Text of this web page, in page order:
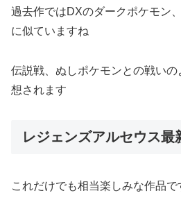
過去作ではDXのダークポケモン
に似ていますね
伝説戦、ぬしポケモンとの戦い
想されます
レジェンズアルセウス最
これだけでも相当楽しみな作品で